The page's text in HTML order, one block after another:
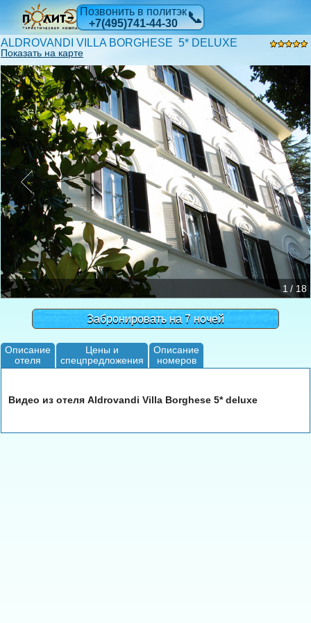
Позвонить в политэк
+7(495)741-44-30
📞
ALDROVANDI VILLA BORGHESE 5* DELUXE
Показать на карте
1 / 18
Забронировать на 7 ночей
Описание
отеля
Цены и
спецпредложения
Описание
номеров
Видео из отеля Aldrovandi Villa Borghese 5* deluxe